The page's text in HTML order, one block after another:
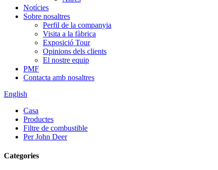
Notícies
Sobre nosaltres
Perfil de la companyia
Visita a la fàbrica
Exposició Tour
Opinions dels clients
El nostre equip
PMF
Contacta amb nosaltres
English
Casa
Productes
Filtre de combustible
Per John Deer
Categories